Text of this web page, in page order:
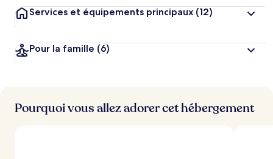
n
i
e
Services et équipements principaux (12)
Pour la famille (6)
Pourquoi vous allez adorer cet hébergement